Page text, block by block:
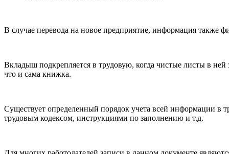
В случае перевода на новое предприятие, информация также
Вкладыш подкрепляется в трудовую, когда чистые листы в
что и сама книжка.
Существует определенный порядок учета всей информации в
трудовым кодексом, инструкциями по заполнению и т.д.